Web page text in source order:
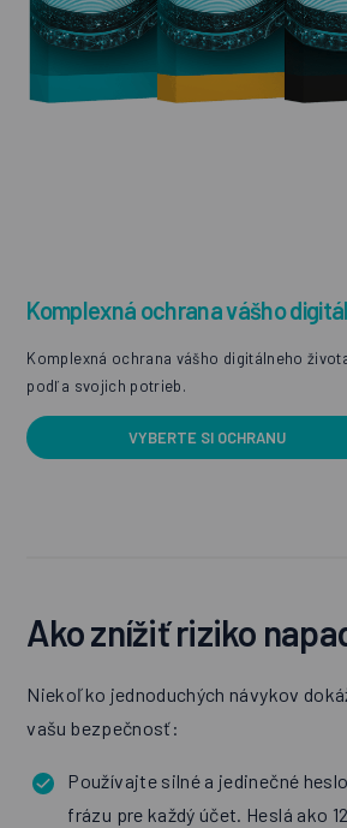
Komplexná ochrana vášho
Komplexná ochrana vášho digitálneho
podľa svojich potrieb.
VYBERTE SI OCHRANU
Ako znížiť riziko
Niekoľko jednoduchých návykov
vašu bezpečnosť:
Používajte silné a jedinečné
frázu pre každý účet. Heslá ako